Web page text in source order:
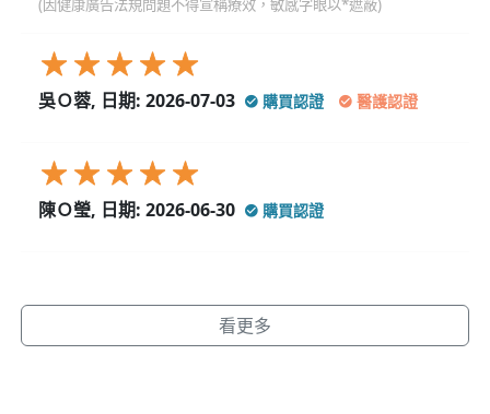
(因健康廣告法規問題不得宣稱療效，敏感字眼以*遮蔽)
吳Ｏ蓉, 日期: 2026-07-03 購買認證 醫護認證
陳Ｏ瑩, 日期: 2026-06-30 購買認證
看更多